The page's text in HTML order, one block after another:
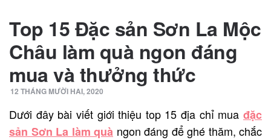
Top 15 Đặc sản Sơn La Mộc
Châu làm quà ngon đáng
mua và thưởng thức
12 THÁNG MƯỜI HAI, 2020
Dưới đây bài viết giới thiệu top 15 địa chỉ mua đặc
sản Sơn La làm quà ngon đáng để ghé thăm, chắc